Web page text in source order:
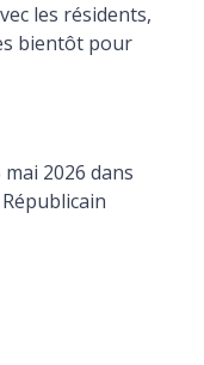
les résidents,
bientôt pour
2026 dans
Républicain